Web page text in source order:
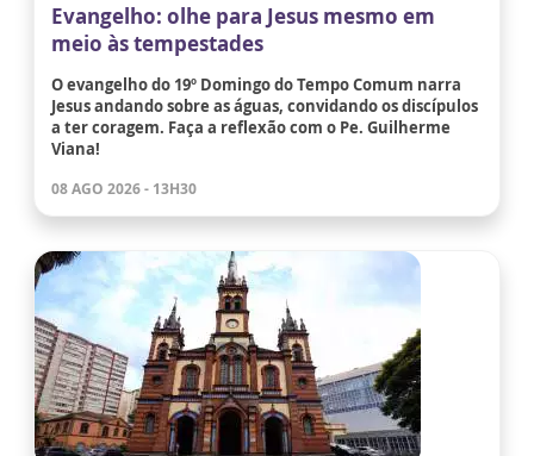
Evangelho: olhe para Jesus mesmo em
meio às tempestades
O evangelho do 19º Domingo do Tempo Comum narra
Jesus andando sobre as águas, convidando os discípulos
a ter coragem. Faça a reflexão com o Pe. Guilherme
Viana!
08 AGO 2026 - 13H30